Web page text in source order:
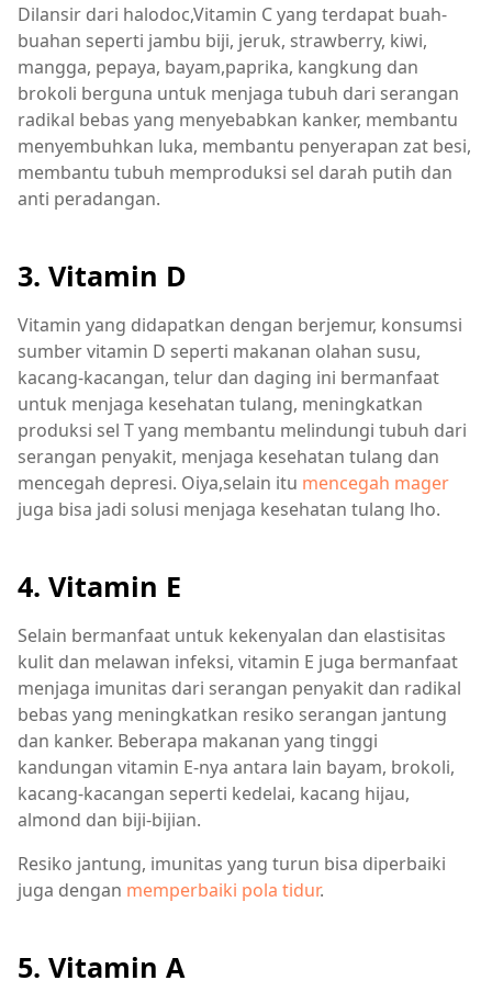
Dilansir dari halodoc,Vitamin C yang terdapat buah-
buahan seperti jambu biji, jeruk, strawberry, kiwi,
mangga, pepaya, bayam,paprika, kangkung dan
brokoli berguna untuk menjaga tubuh dari serangan
radikal bebas yang menyebabkan kanker, membantu
menyembuhkan luka, membantu penyerapan zat besi,
membantu tubuh memproduksi sel darah putih dan
anti peradangan.
3. Vitamin D
Vitamin yang didapatkan dengan berjemur, konsumsi
sumber vitamin D seperti makanan olahan susu,
kacang-kacangan, telur dan daging ini bermanfaat
untuk menjaga kesehatan tulang, meningkatkan
produksi sel T yang membantu melindungi tubuh dari
serangan penyakit, menjaga kesehatan tulang dan
mencegah depresi. Oiya,selain itu mencegah mager
juga bisa jadi solusi menjaga kesehatan tulang lho.
4. Vitamin E
Selain bermanfaat untuk kekenyalan dan elastisitas
kulit dan melawan infeksi, vitamin E juga bermanfaat
menjaga imunitas dari serangan penyakit dan radikal
bebas yang meningkatkan resiko serangan jantung
dan kanker. Beberapa makanan yang tinggi
kandungan vitamin E-nya antara lain bayam, brokoli,
kacang-kacangan seperti kedelai, kacang hijau,
almond dan biji-bijian.
Resiko jantung, imunitas yang turun bisa diperbaiki
juga dengan memperbaiki pola tidur.
5. Vitamin A